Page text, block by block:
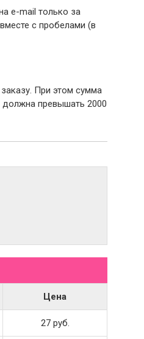
e-mail только за
с пробелами (в
При этом сумма
должна превышать 2000
Цена
27 руб.